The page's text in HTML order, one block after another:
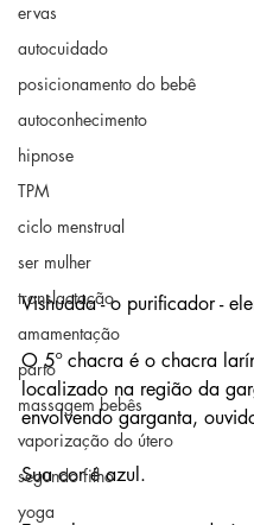
ervas
autocuidado
posicionamento do bebê
autoconhecimento
hipnose
TPM
ciclo menstrual
ser mulher
translactação
amamentação
parto
massagem bebês
vaporização do útero
segundo filho
yoga
Vishudda - o purificador -
O 5º chacra é o chacra
localizado na região da
envolvendo garganta,
Sua cor é azul.